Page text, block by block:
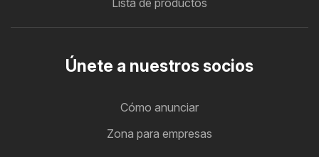
Lista de productos
Únete a nuestros socios
Cómo anunciar
Zona para empresas